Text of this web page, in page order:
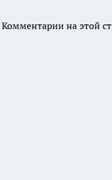
Комментарии на этой